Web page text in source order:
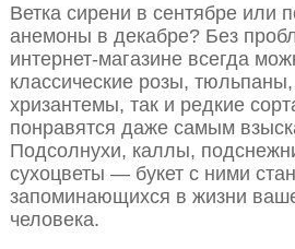
Ветка сирени в сентябре или
анемоны в декабре? Без
интернет-магазине всегда
классические розы,
хризантемы, так и редкие
понравятся даже самым
Подсолнухи, каллы,
сухоцветы — букет с ними
запоминающихся в жизни
человека.